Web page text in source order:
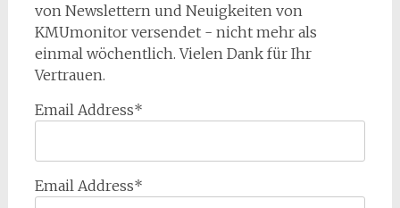
von Newslettern und Neuigkeiten von
KMUmonitor versendet - nicht mehr als
einmal wöchentlich. Vielen Dank für Ihr
Vertrauen.
Email Address*
Email Address*